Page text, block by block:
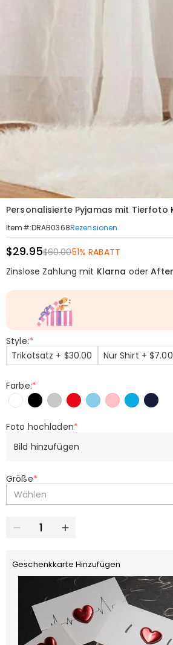
Personalisierte Pyjamas mit
Item#:DRAB0368Rezensionen
$29.95$60.0051% RABATT
Zinslose Zahlung mit Klarna oder
Style:*
Trikotsatz + $30.00
Nur Shirt + $7.00
Farbe:*
Foto hochladen*
Bild hinzufügen
Größe*
Wählen
Geschenkkarte Hinzufügen